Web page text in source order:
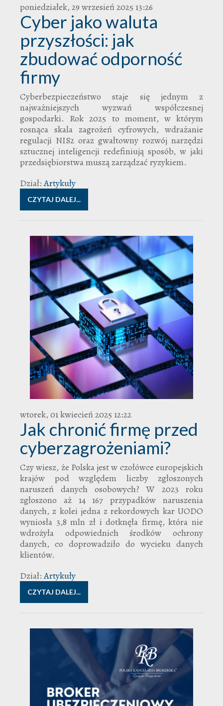
poniedziałek, 29 wrzesień 2025 13:26
Cyber jako waluta
przyszłości: jak
zbudować odporność
firmy
Cyberbezpieczeństwo staje się jednym z
najważniejszych wyzwań współczesnej
gospodarki. Rok 2025 to moment, w którym
rosnąca skala zagrożeń cyfrowych, wdrażanie
regulacji NIS2 oraz gwałtowny rozwój narzędzi
sztucznej inteligencji redefiniują sposób, w jaki
przedsiębiorstwa muszą zarządzać ryzykiem.
Dział: Artykuły
CZYTAJ DALEJ...
wtorek, 01 kwiecień 2025 12:22
Jak chronić firmę przed
cyberzagrożeniami?
Czy wiesz, że Polska jest w czołówce europejskich
krajów pod względem liczby zgłoszonych
naruszeń danych osobowych? W 2023 roku
zgłoszono aż 14 167 przypadków naruszenia
danych, z kolei jedna z rekordowych kar UODO
wyniosła 3,8 mln zł i dotknęła firmę, która nie
wdrożyła odpowiednich środków ochrony
danych, co doprowadziło do wycieku danych
klientów.
Dział: Artykuły
CZYTAJ DALEJ...